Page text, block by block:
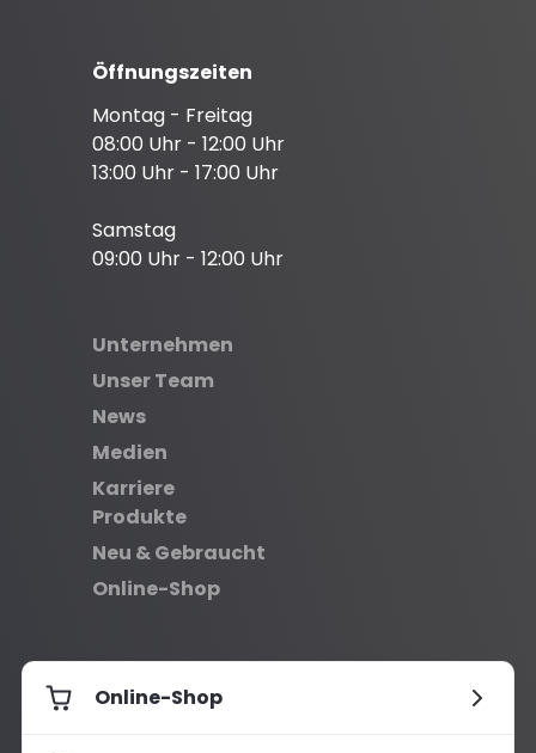
Öffnungszeiten
Montag - Freitag
08:00 Uhr - 12:00 Uhr
13:00 Uhr - 17:00 Uhr
Samstag
09:00 Uhr - 12:00 Uhr
Unternehmen
Unser Team
News
Medien
Karriere
Produkte
Neu & Gebraucht
Online-Shop
Online-Shop